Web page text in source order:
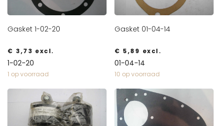
Gasket 1-02-20
€ 3,73 excl.
1-02-20
1 op voorraad
Gasket 01-04-14
€ 5,89 excl.
01-04-14
10 op voorraad